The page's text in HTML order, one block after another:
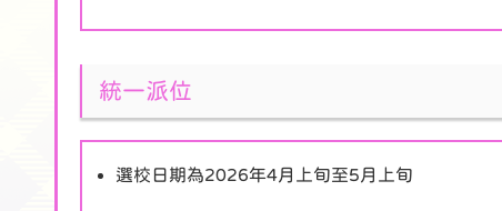
統一派位
選校日期為2026年4月上旬至5月上旬